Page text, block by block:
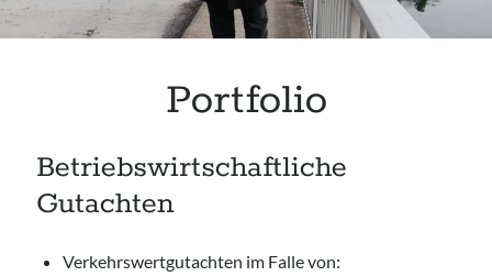
Dipl.-Betriebswirt
Portfolio
Betriebswirtschaftliche
Gutachten
Verkehrswertgutachten im Falle von: